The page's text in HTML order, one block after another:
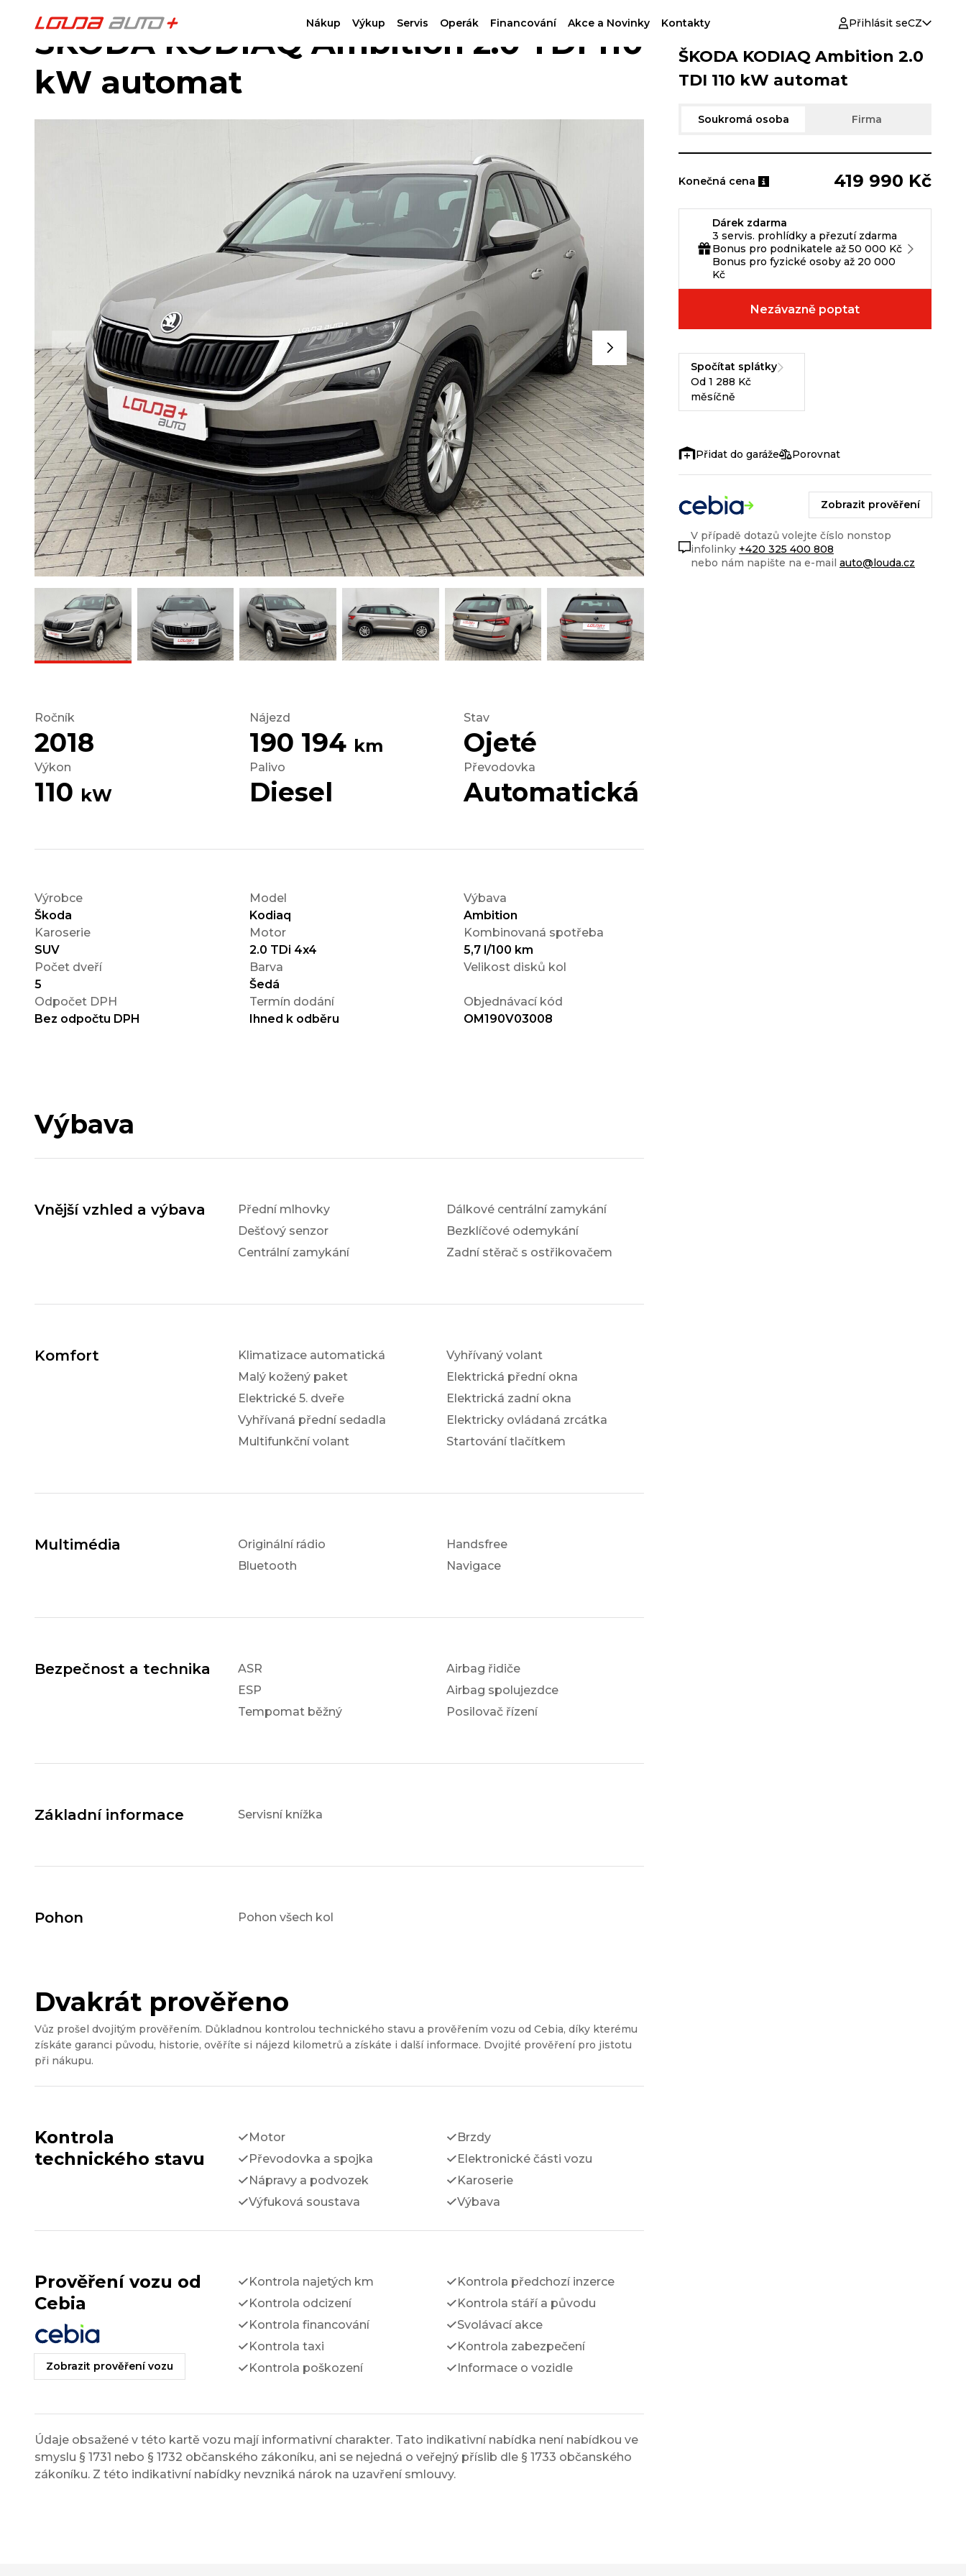
Nákup Výkup Servis Operák Financování Akce a Novinky Kontakty Přihlásit seCZ
ŠKODA KODIAQ Ambition 2.0 TDI 110
kW automat
Ročník
2018
Nájezd
190 194 km
Stav
Ojeté
Výkon
110 kW
Palivo
Diesel
Převodovka
Automatická
Výrobce
Škoda
Model
Kodiaq
Výbava
Ambition
Karoserie
SUV
Motor
2.0 TDi 4x4
Kombinovaná spotřeba
5,7 l/100 km
Počet dveří
5
Barva
Šedá
Velikost disků kol
Odpočet DPH
Bez odpočtu DPH
Termín dodání
Ihned k odběru
Objednávací kód
OM190V03008
Výbava
Vnější vzhled a výbava
Přední mlhovky
Dešťový senzor
Centrální zamykání
Dálkové centrální zamykání
Bezklíčové odemykání
Zadní stěrač s ostřikovačem
Komfort
Klimatizace automatická
Malý kožený paket
Elektrické 5. dveře
Vyhřívaná přední sedadla
Multifunkční volant
Vyhřívaný volant
Elektrická přední okna
Elektrická zadní okna
Elektricky ovládaná zrcátka
Startování tlačítkem
Multimédia
Originální rádio
Bluetooth
Handsfree
Navigace
Bezpečnost a technika
ASR
ESP
Tempomat běžný
Airbag řidiče
Airbag spolujezdce
Posilovač řízení
Základní informace Servisní knížka
Pohon Pohon všech kol
Dvakrát prověřeno
Vůz prošel dvojitým prověřením. Důkladnou kontrolou technického stavu a prověřením vozu od Cebia, díky kterému
získáte garanci původu, historie, ověříte si nájezd kilometrů a získáte i další informace. Dvojité prověření pro jistotu
při nákupu.
Kontrola
technického stavu
Motor
Převodovka a spojka
Nápravy a podvozek
Výfuková soustava
Brzdy
Elektronické části vozu
Karoserie
Výbava
Prověření vozu od
Cebia
Zobrazit prověření vozu
Kontrola najetých km
Kontrola odcizení
Kontrola financování
Kontrola taxi
Kontrola poškození
Kontrola předchozí inzerce
Kontrola stáří a původu
Svolávací akce
Kontrola zabezpečení
Informace o vozidle
Údaje obsažené v této kartě vozu mají informativní charakter. Tato indikativní nabídka není nabídkou ve
smyslu § 1731 nebo § 1732 občanského zákoníku, ani se nejedná o veřejný příslib dle § 1733 občanského
zákoníku. Z této indikativní nabídky nevzniká nárok na uzavření smlouvy.
ŠKODA KODIAQ Ambition 2.0
TDI 110 kW automat
Soukromá osoba Firma
Konečná cena 419 990 Kč
Dárek zdarma
3 servis. prohlídky a přezutí zdarma
Bonus pro podnikatele až 50 000 Kč
Bonus pro fyzické osoby až 20 000
Kč
Nezávazně poptat
Spočítat splátky
Od 1 288 Kč
měsíčně
Porovnat
Zobrazit prověření
V případě dotazů volejte číslo nonstop
infolinky +420 325 400 808
nebo nám napište na e-mail auto@louda.cz